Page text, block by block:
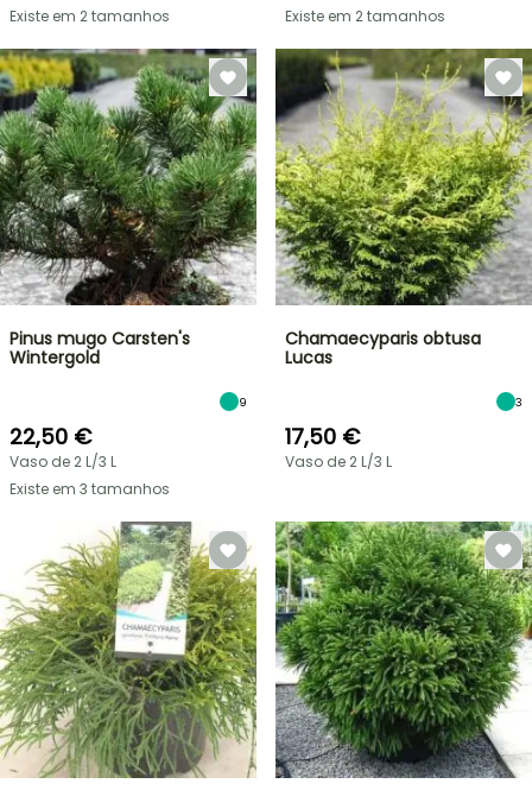
Existe em 2 tamanhos
Existe em 2 tamanhos
Pinus mugo Carsten's
Wintergold
9
22,50 €
Vaso de 2 L/3 L
Existe em 3 tamanhos
Chamaecyparis obtusa
Lucas
3
17,50 €
Vaso de 2 L/3 L